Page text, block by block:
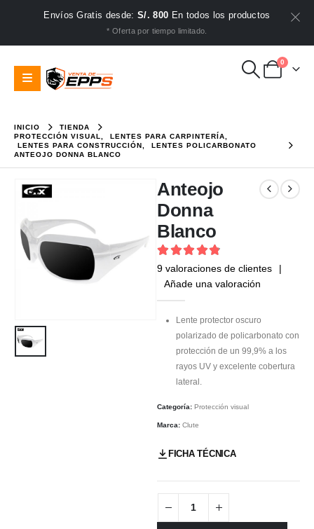
Envíos Gratis desde:S/. 800 En todos los productos
* Oferta por tiempo limitado.
0
INICIO
TIENDA
PROTECCIÓN VISUAL
LENTES PARA CARPINTERÍA
LENTES PARA CONSTRUCCIÓN
LENTES POLICARBONATO
ANTEOJO DONNA BLANCO
Anteojo
Donna
Blanco
4.89out of 5
9 valoraciones de clientes
|
Añade una valoración
Lente protector oscuro
polarizado de policarbonato con
protección de un 99,9% a los
rayos UV y excelente cobertura
lateral.
Categoría: Protección visual
Marca: Clute
FICHA TÉCNICA